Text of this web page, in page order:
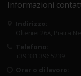
Informazioni
Indirizzo:
Olteniei 26A, Piatra
Telefono:
+39 331 396 5239
Orario di lavoro: